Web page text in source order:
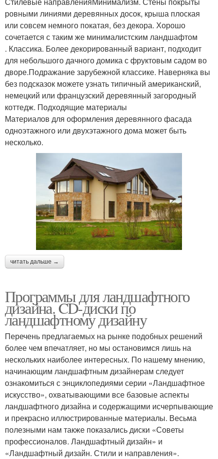
ровными линиями деревянных досок, крыша плоская
или совсем немного покатая, без декора. Хорошо
сочетается с таким же минималистским ландшафтом
. Классика. Более декорированный вариант, подходит
для небольшого дачного домика с фруктовым садом во
дворе.Подражание зарубежной классике. Наверняка вы
без подсказок можете узнать типичный американский,
немецкий или французский деревянный загородный
коттедж. Подходящие материалы
Материалов для оформления деревянного фасада
одноэтажного или двухэтажного дома может быть
несколько.
читать дальше →
Программы для ландшафтного
дизайна. CD-диски по
ландшафтному дизайну
Перечень предлагаемых на рынке подобных решений
более чем впечатляет, но мы остановимся лишь на
нескольких наиболее интересных. По нашему мнению,
начинающим ландшафтным дизайнерам следует
ознакомиться с энциклопедиями серии «Ландшафтное
искусство», охватывающими все базовые аспекты
ландшафтного дизайна и содержащими исчерпывающие
и прекрасно иллюстрированные материалы. Весьма
полезными нам также показались диски «Советы
профессионалов. Ландшафтный дизайн» и
«Ландшафтный дизайн. Стили и направления».